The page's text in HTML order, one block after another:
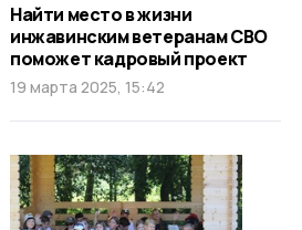
Найти место в жизни
инжавинским ветеранам СВО
поможет кадровый проект
19 марта 2025, 15:42